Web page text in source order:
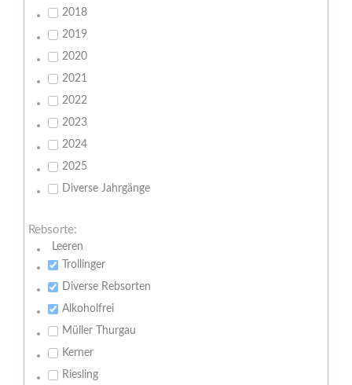
2018
2019
2020
2021
2022
2023
2024
2025
Diverse Jahrgänge
Rebsorte:
Leeren
Trollinger
Diverse Rebsorten
Alkoholfrei
Müller Thurgau
Kerner
Riesling